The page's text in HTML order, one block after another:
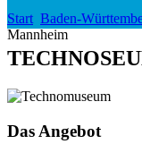
Start Baden-
Mannheim
Das Angebot